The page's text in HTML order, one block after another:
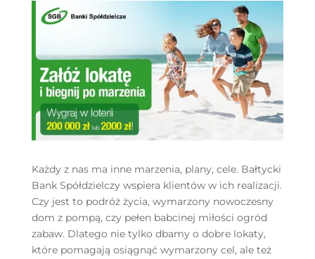
Każdy z nas ma inne marzenia, plany, cele. Bałtycki
Bank Spółdzielczy wspiera klientów w ich realizacji.
Czy jest to podróż życia, wymarzony nowoczesny
dom z pompą, czy pełen babcinej miłości ogród
zabaw. Dlatego nie tylko dbamy o dobre lokaty,
które pomagają osiągnąć wymarzony cel, ale też